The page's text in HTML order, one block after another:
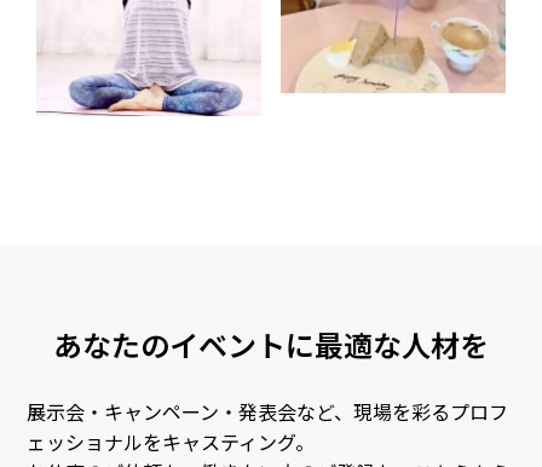
あなたのイベントに最適な人材を
展示会・キャンペーン・発表会など、現場を彩るプロフ
ェッショナルをキャスティング。